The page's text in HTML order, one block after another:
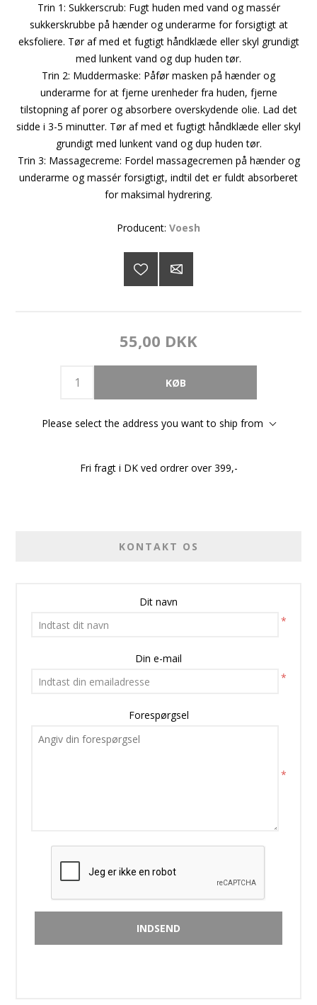
Trin 1: Sukkerscrub: Fugt huden med vand og massér
sukkerskrubbe på hænder og underarme for forsigtigt at
eksfoliere. Tør af med et fugtigt håndklæde eller skyl grundigt
med lunkent vand og dup huden tør.
Trin 2: Muddermaske: Påfør masken på hænder og
underarme for at fjerne urenheder fra huden, fjerne
tilstopning af porer og absorbere overskydende olie. Lad det
sidde i 3-5 minutter. Tør af med et fugtigt håndklæde eller skyl
grundigt med lunkent vand og dup huden tør.
Trin 3: Massagecreme: Fordel massagecremen på hænder og
underarme og massér forsigtigt, indtil det er fuldt absorberet
for maksimal hydrering.
Producent: Voesh
55,00 DKK
Please select the address you want to ship from
Fri fragt i DK ved ordrer over 399,-
KONTAKT OS
Dit navn
*
Din e-mail
*
Forespørgsel
*